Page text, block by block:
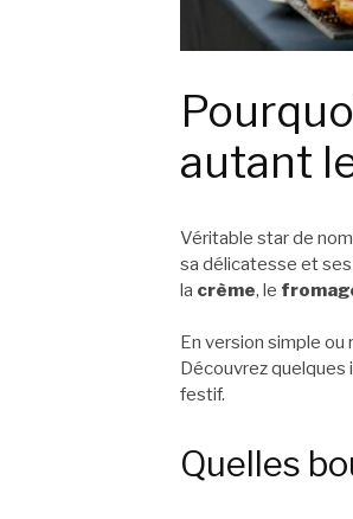
autant
Véritable star de
sa délicatesse et
la crème, le
En version simple
Découvrez quelques
festif.
Quelles